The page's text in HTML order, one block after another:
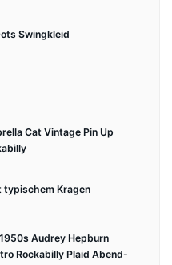
Swingkleid
Cat Vintage Pin Up
typischem Kragen
Audrey Hepburn
Rockabilly Plaid Abend-